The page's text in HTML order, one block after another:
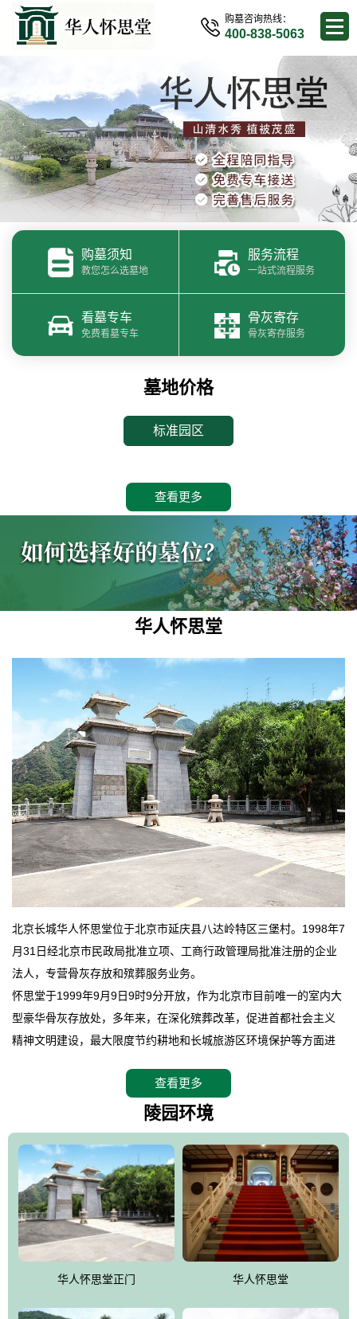
购墓咨询热线：
400-838-5063
购墓须知
教您怎么选墓地
服务流程
一站式流程服务
看墓专车
免费看墓专车
骨灰寄存
骨灰寄存服务
墓地价格
标准园区
查看更多
华人怀思堂
北京长城华人怀思堂位于北京市延庆县八达岭特区三堡村。1998年7
月31日经北京市民政局批准立项、工商行政管理局批准注册的企业
法人，专营骨灰存放和殡葬服务业务。
怀思堂于1999年9月9日9时9分开放，作为北京市目前唯一的室内大
型豪华骨灰存放处，多年来，在深化殡葬改革，促进首都社会主义
精神文明建设，最大限度节约耕地和长城旅游区环境保护等方面进
怀思堂辖区面积15万平方米，整体建筑面积5．8万平方米。主体建
筑有：怀思堂豪华墓室、礼祭大厅、随缘阁、百家姓觅宗长廊等。
仲、无字碑、香灯等。典型的仿秦、汉建筑风格。蓝色的琉璃瓦屋
顶，朱砂红的门、窗、柱、墙，汉白玉雕刻的雄狮、华表，花岗岩
铺成的路面和台阶，洒落其间的花卉、松柏与万里长城浑然一体、
气势宏伟、古朴端庄、别具一格。怀思堂大殿入口两侧是用蜡染技
术描绘的抽象派创意绘画，大环境中的长城文化与炎黄始祖，小环
境的绘画中的河流、山川、彩云、明月，意喻着往生者与长城同
伴，与祖宗同眠，他（她）们的思想与品德与山河同在，与日月同
辉。
查看更多
陵园环境
华人怀思堂正门 华人怀思堂